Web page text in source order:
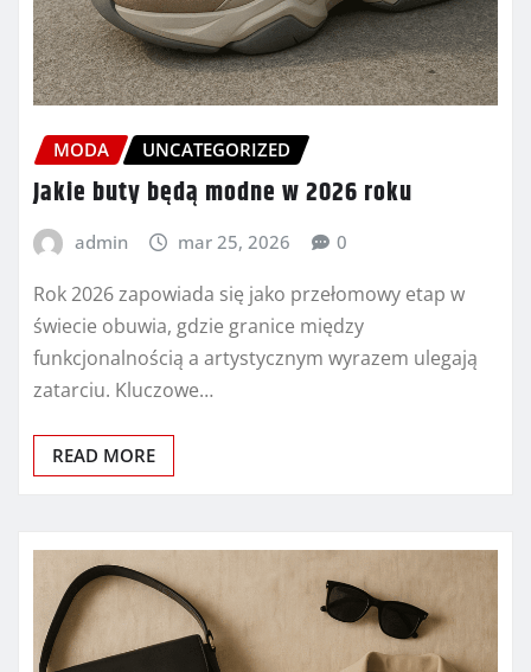
MODA UNCATEGORIZED
Jakie buty będą modne w 2026 roku
admin mar 25, 2026 0
Rok 2026 zapowiada się jako przełomowy etap w
świecie obuwia, gdzie granice między
funkcjonalnością a artystycznym wyrazem ulegają
zatarciu. Kluczowe…
READ MORE